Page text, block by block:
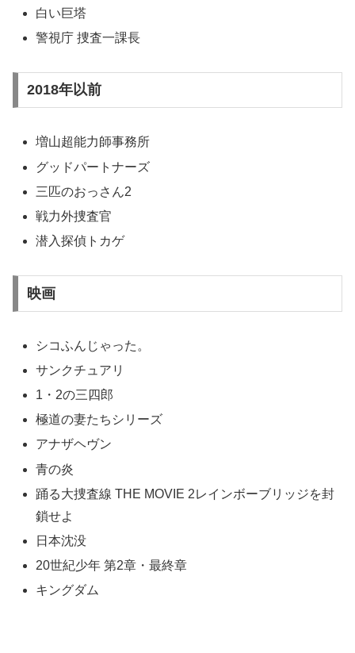
白い巨塔
警視庁 捜査一課長
2018年以前
増山超能力師事務所
グッドパートナーズ
三匹のおっさん2
戦力外捜査官
潜入探偵トカゲ
映画
シコふんじゃった。
サンクチュアリ
1・2の三四郎
極道の妻たちシリーズ
アナザヘヴン
青の炎
踊る大捜査線 THE MOVIE 2レインボーブリッジを封
鎖せよ
日本沈没
20世紀少年 第2章・最終章
キングダム